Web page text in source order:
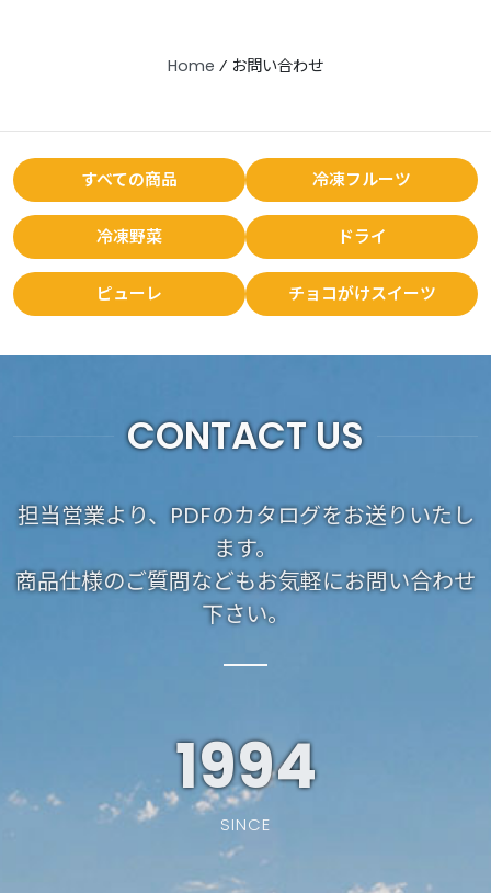
Home ⁄ お問い合わせ
すべての商品 冷凍フルーツ
冷凍野菜 ドライ
ピューレ チョコがけスイーツ
CONTACT US
担当営業より、PDFのカタログをお送りいたし
ます。
商品仕様のご質問などもお気軽にお問い合わせ
下さい。
1994
SINCE